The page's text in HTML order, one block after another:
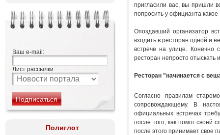
Ваш e-mail:
Лист рассылки:
Полиглот
пригласили вас, вы пришли
попросить у официанта
Опоздавший организатор
входить в ресторан одной и
встрече на улице. Конечно
ресторан непросто отыскать
Ресторан "начинается с
Согласно правилам
сопровождающему. В
официальных встречах
после того, как помог своей
после этого принимает свое